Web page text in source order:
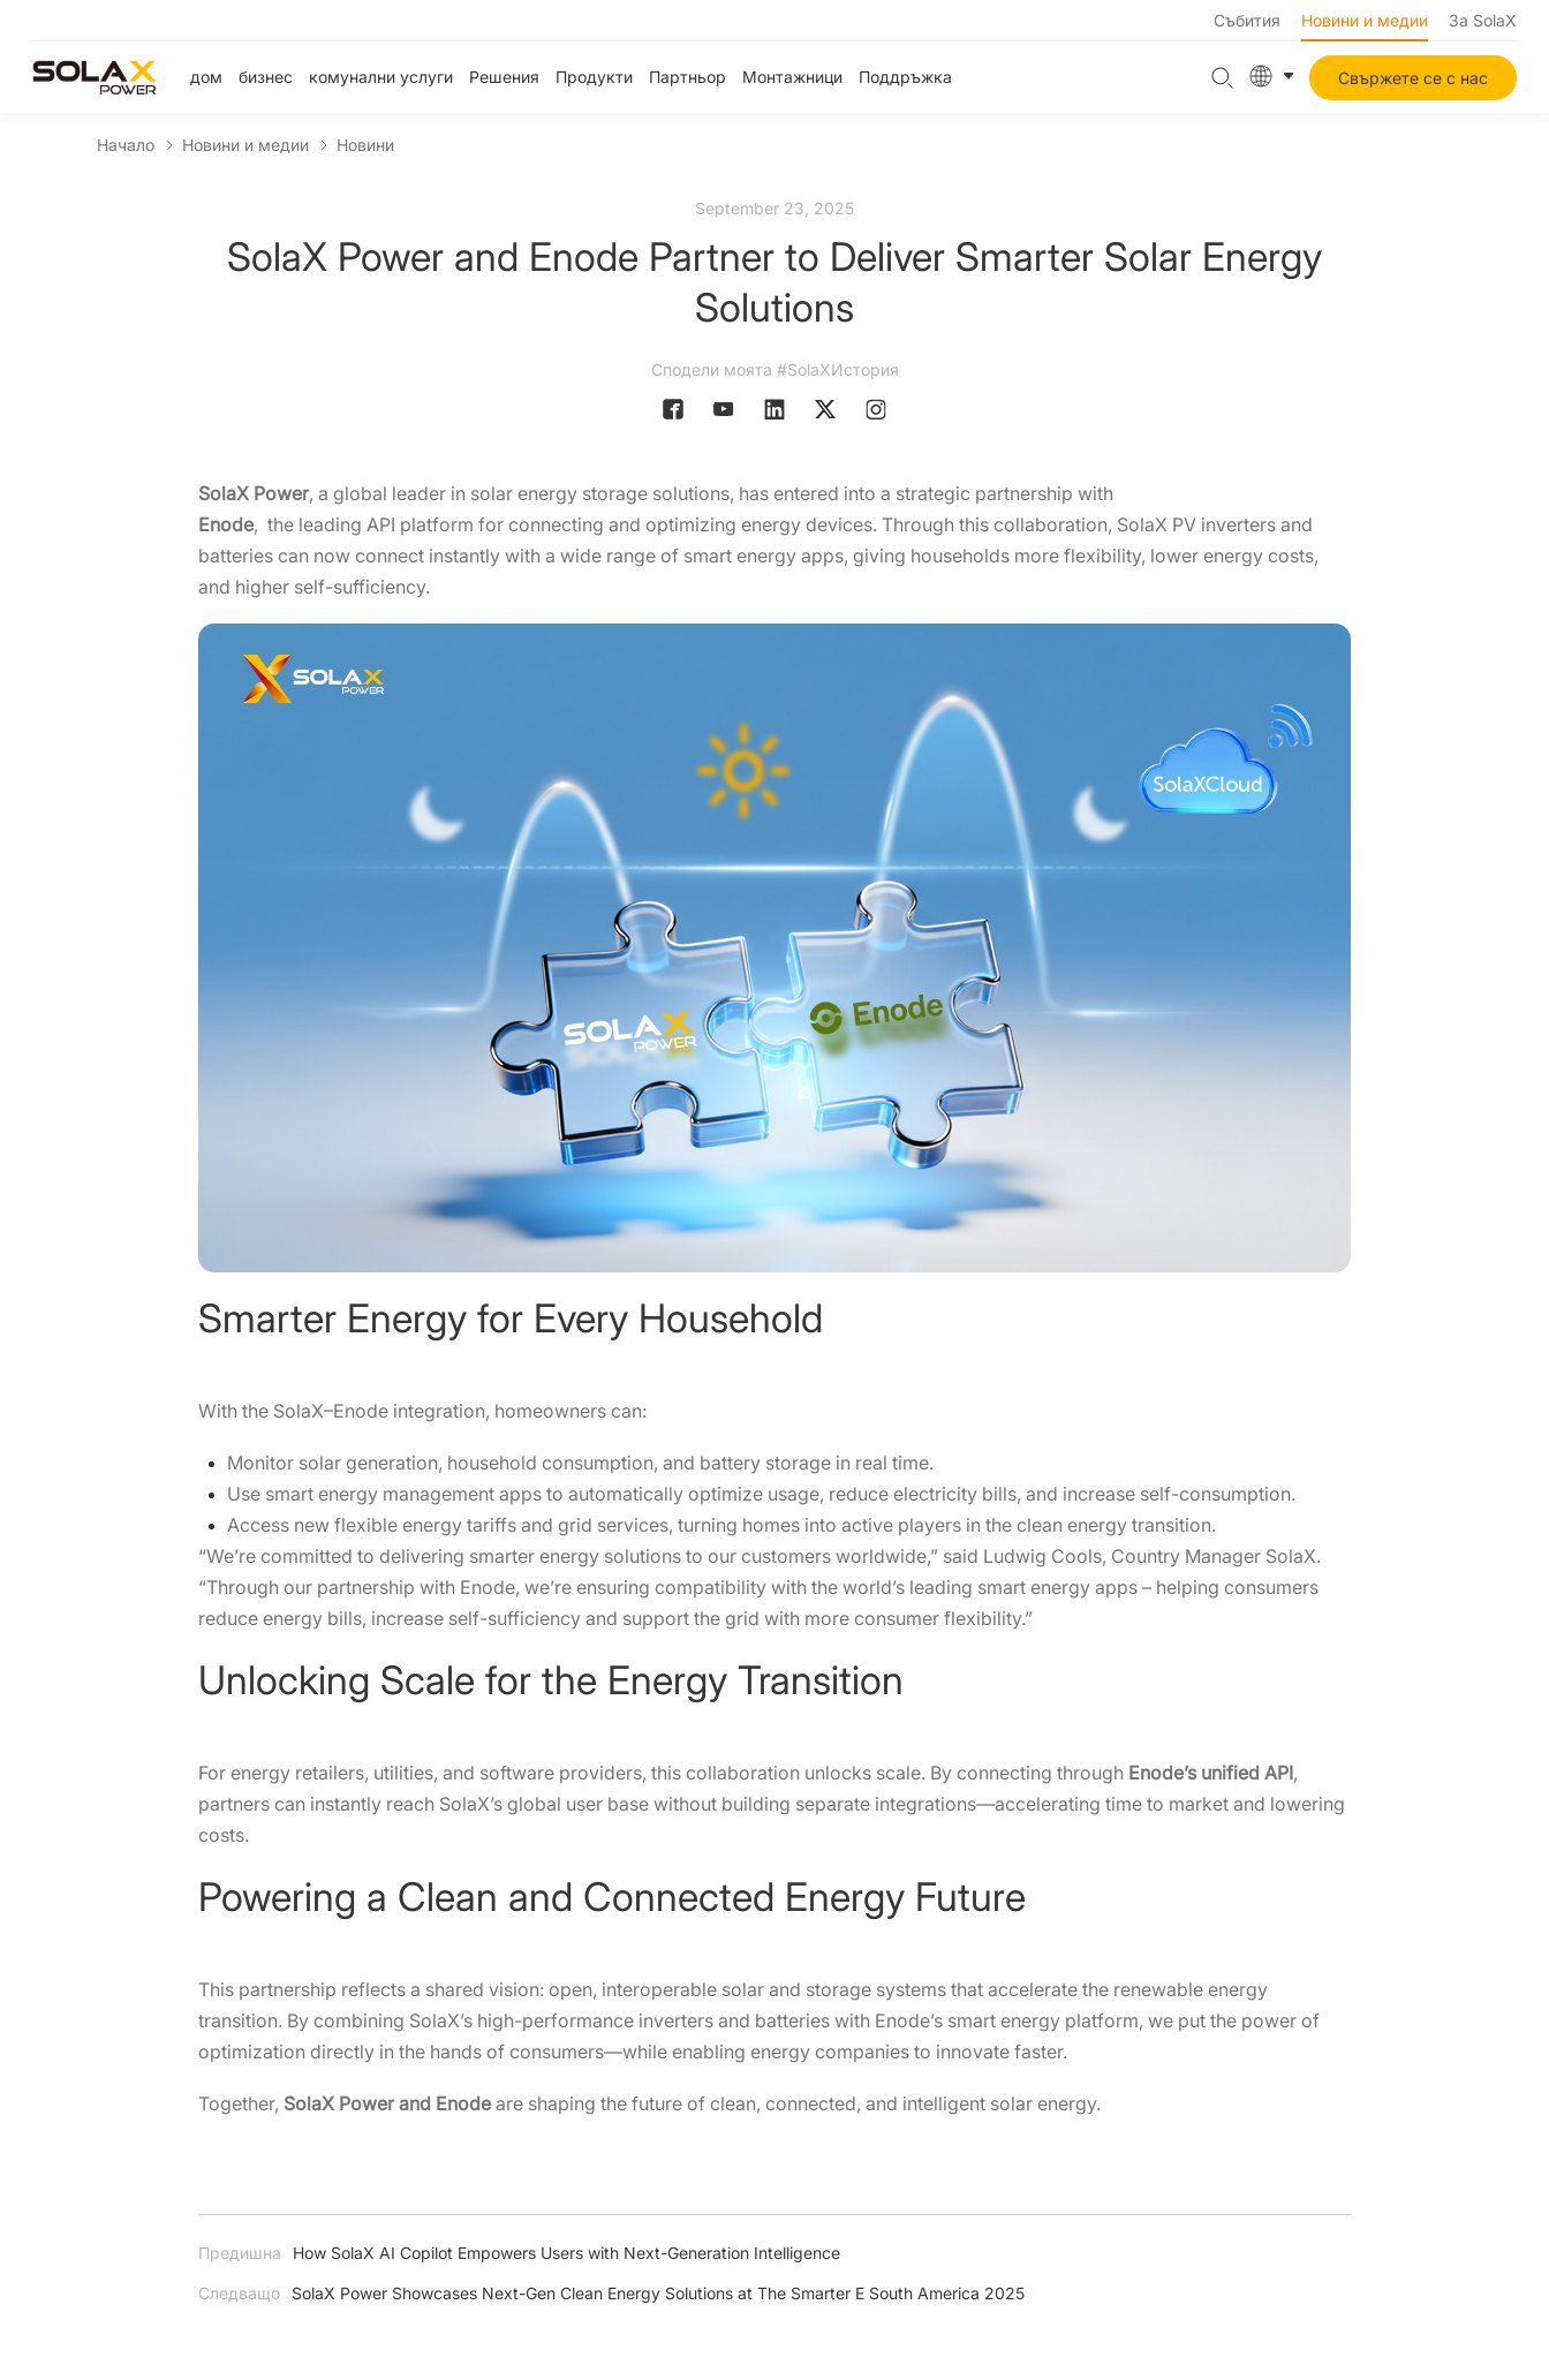
Събития Новини и медии За SolaX
дом бизнес комунални услуги Решения Продукти Партньор Монтажници Поддръжка Свържете се с нас
Начало Новини и медии Новини
September 23, 2025
SolaX Power and Enode Partner to Deliver Smarter Solar Energy
Solutions
Сподели моята #SolaXИстория
SolaX Power, a global leader in solar energy storage solutions, has entered into a strategic partnership with
Enode, the leading API platform for connecting and optimizing energy devices. Through this collaboration, SolaX PV inverters and
batteries can now connect instantly with a wide range of smart energy apps, giving households more flexibility, lower energy costs,
and higher self-sufficiency.
Smarter Energy for Every Household
With the SolaX–Enode integration, homeowners can:
Monitor solar generation, household consumption, and battery storage in real time.
Use smart energy management apps to automatically optimize usage, reduce electricity bills, and increase self-consumption.
Access new flexible energy tariffs and grid services, turning homes into active players in the clean energy transition.
“We’re committed to delivering smarter energy solutions to our customers worldwide,” said Ludwig Cools, Country Manager SolaX.
“Through our partnership with Enode, we’re ensuring compatibility with the world’s leading smart energy apps – helping consumers
reduce energy bills, increase self-sufficiency and support the grid with more consumer flexibility.”
Unlocking Scale for the Energy Transition
For energy retailers, utilities, and software providers, this collaboration unlocks scale. By connecting through Enode’s unified API,
partners can instantly reach SolaX’s global user base without building separate integrations—accelerating time to market and lowering
costs.
Powering a Clean and Connected Energy Future
This partnership reflects a shared vision: open, interoperable solar and storage systems that accelerate the renewable energy
transition. By combining SolaX’s high-performance inverters and batteries with Enode’s smart energy platform, we put the power of
optimization directly in the hands of consumers—while enabling energy companies to innovate faster.
Together, SolaX Power and Enode are shaping the future of clean, connected, and intelligent solar energy.
Предишна How SolaX AI Copilot Empowers Users with Next-Generation Intelligence
Следващо SolaX Power Showcases Next-Gen Clean Energy Solutions at The Smarter E South America 2025